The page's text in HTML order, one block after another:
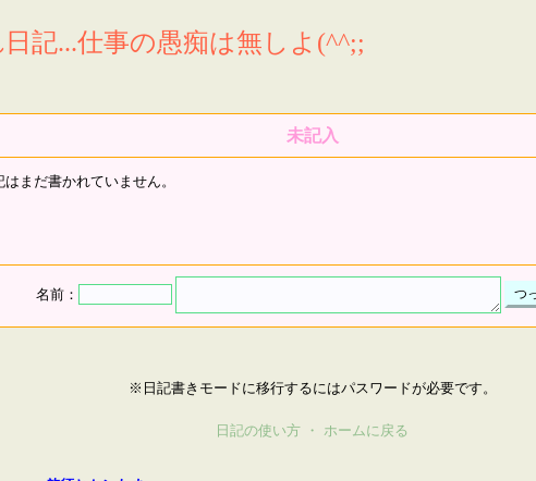
記...仕事の愚痴は無しよ(^^;;
未記入
まだ書かれていません。
名前：
※日記書きモードに移行するにはパスワードが必要です。
日記の使い方 ・ ホームに戻る